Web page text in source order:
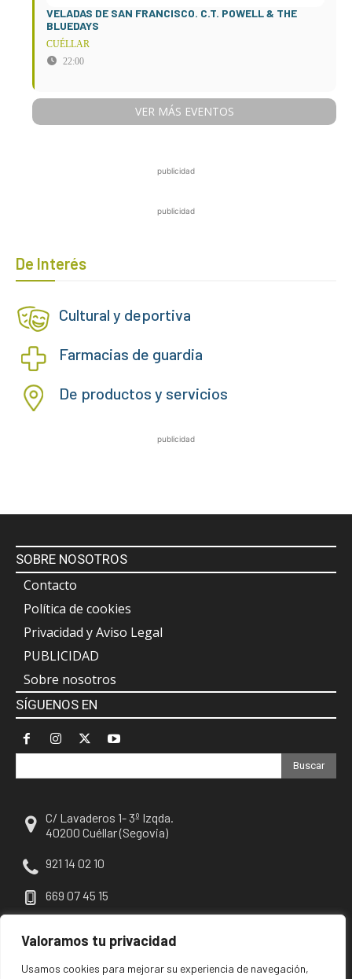
Valoramos tu privacidad
Usamos cookies para mejorar su experiencia de navegación,
VELADAS DE SAN FRANCISCO. C.T. POWELL & THE
BLUEDAYS
CUÉLLAR
22:00
VER MÁS EVENTOS
publicidad
publicidad
De Interés
Cultural y deportiva
Farmacias de guardia
De productos y servicios
publicidad
SOBRE NOSOTROS
Contacto
Política de cookies
Privacidad y Aviso Legal
PUBLICIDAD
Sobre nosotros
SÍGUENOS EN
Buscar
C/ Lavaderos 1- 3º Izqda.
40200 Cuéllar (Segovia)
921 14 02 10
669 07 45 15